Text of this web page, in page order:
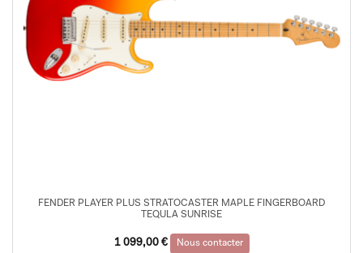
FENDER PLAYER PLUS STRATOCASTER MAPLE FINGERBOARD
TEQULA SUNRISE
1 099,00 € Nous contacter